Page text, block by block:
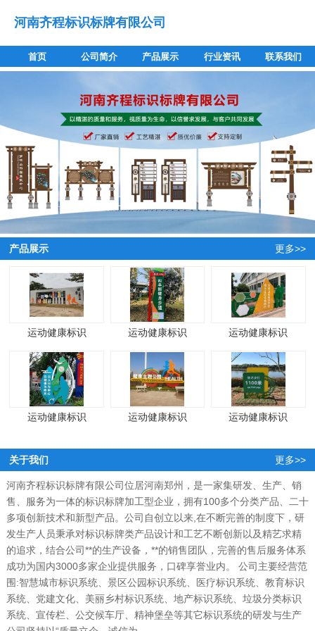
河南齐程标识标牌有限公司
首页 公司简介 产品展示 行业资讯 联系我们
产品展示 更多>>
运动健康标识 运动健康标识 运动健康标识
运动健康标识 运动健康标识 运动健康标识
关于我们 更多>>
河南齐程标识标牌有限公司位居河南郑州，是一家集研发、生产、销
售、服务为一体的标识标牌加工型企业，拥有100多个分类产品、二十
多项创新技术和新型产品。公司自创立以来,在不断完善的制度下，研
发生产人员秉承对标识标牌类产品设计和工艺不断创新以及精艺求精
的追求，结合公司**的生产设备，**的销售团队，完善的售后服务体系
成功为国内3000多家企业提供服务，口碑享誉业内。 公司主要经营范
围:智慧城市标识系统、景区公园标识系统、医疗标识系统、教育标识
系统、党建文化、美丽乡村标识系统、地产标识系统、垃圾分类标识
系统、宣传栏、公交候车厅、精神堡垒等其它标识系统的研发与生产